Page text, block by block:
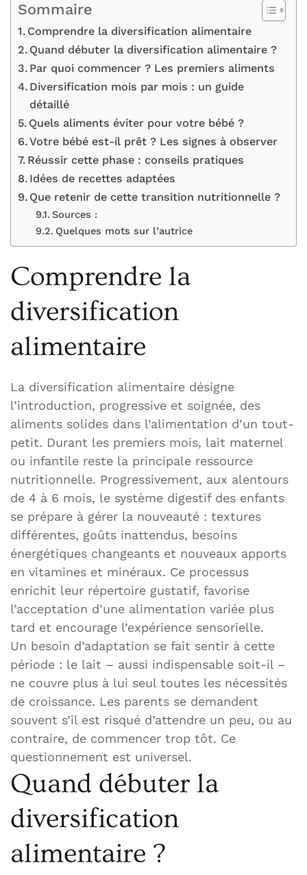
Sommaire
Comprendre la diversification alimentaire
Quand débuter la diversification alimentaire ?
Par quoi commencer ? Les premiers aliments
Diversification mois par mois : un guide
détaillé
Quels aliments éviter pour votre bébé ?
Votre bébé est-il prêt ? Les signes à observer
Réussir cette phase : conseils pratiques
Idées de recettes adaptées
Que retenir de cette transition nutritionnelle ?
Sources :
Quelques mots sur l’autrice
Comprendre la
diversification
alimentaire
La diversification alimentaire désigne
l’introduction, progressive et soignée, des
aliments solides dans l’alimentation d’un tout-
petit. Durant les premiers mois, lait maternel
ou infantile reste la principale ressource
nutritionnelle. Progressivement, aux alentours
de 4 à 6 mois, le système digestif des enfants
se prépare à gérer la nouveauté : textures
différentes, goûts inattendus, besoins
énergétiques changeants et nouveaux apports
en vitamines et minéraux. Ce processus
enrichit leur répertoire gustatif, favorise
l’acceptation d’une alimentation variée plus
tard et encourage l’expérience sensorielle.
Un besoin d’adaptation se fait sentir à cette
période : le lait – aussi indispensable soit-il –
ne couvre plus à lui seul toutes les nécessités
de croissance. Les parents se demandent
souvent s’il est risqué d’attendre un peu, ou au
contraire, de commencer trop tôt. Ce
questionnement est universel.
Quand débuter la
diversification
alimentaire ?